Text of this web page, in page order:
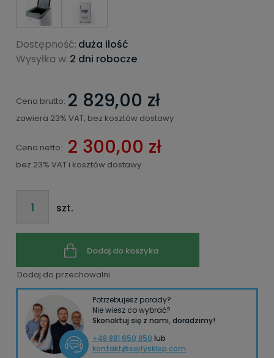
Dostępność: duża ilość
Wysyłka w: 2 dni robocze
Cena brutto: 2 829,00 zł
zawiera 23% VAT, bez kosztów dostawy
Cena netto: 2 300,00 zł
bez 23% VAT i kosztów dostawy
szt.
Dodaj do koszyka
Dodaj do przechowalni
Potrzebujesz porady?
Nie wiesz co wybrać?
Skonaktuj się z nami, doradzimy!
+48 881 650 850 lub
kontakt@sejfysklep.com